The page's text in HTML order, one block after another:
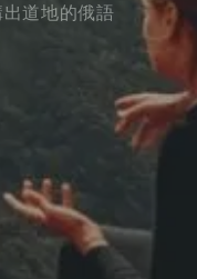
道地的俄語